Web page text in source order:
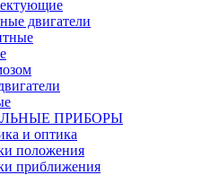
двигатели
ПРИБОРЫ
и оптика
положения
приближения